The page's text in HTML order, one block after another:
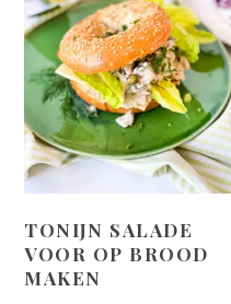
TONIJN SALADE
VOOR OP BROOD
MAKEN